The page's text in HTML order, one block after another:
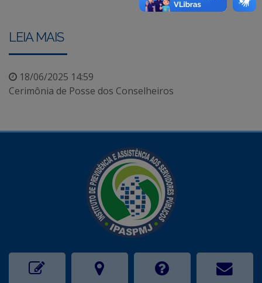
LEIA MAIS
18/06/2025 14:59
Cerimônia de Posse dos Conselheiros